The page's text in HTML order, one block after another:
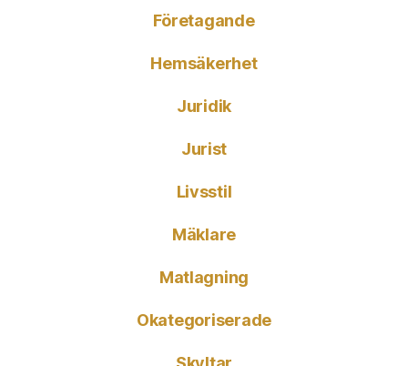
Företagande
Hemsäkerhet
Juridik
Jurist
Livsstil
Mäklare
Matlagning
Okategoriserade